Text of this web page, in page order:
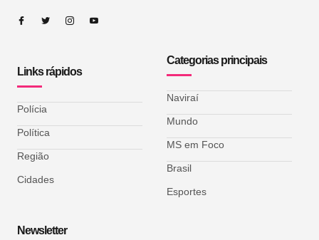
Links rápidos
Polícia
Política
Região
Cidades
Categorias principais
Naviraí
Mundo
MS em Foco
Brasil
Esportes
Newsletter